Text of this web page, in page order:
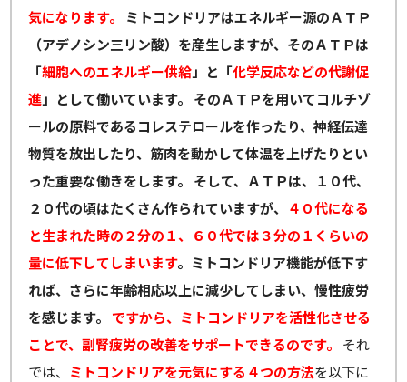
気になります。
ミトコンドリアはエネルギー源のＡＴＰ
（アデノシン三リン酸）を産生しますが、そのＡＴＰは
「細胞へのエネルギー供給」と「化学反応などの代謝促
進」として働いています。
そのＡＴＰを用いてコルチゾ
ールの原料であるコレステロールを作ったり、神経伝達
物質を放出したり、筋肉を動かして体温を上げたりとい
った重要な働きをします。
そして、ＡＴＰは、１０代、
２０代の頃はたくさん作られていますが、
４０代になる
と生まれた時の２分の１、６０代では３分の１くらいの
量に低下してしまいます。ミトコンドリア機能が低下す
れば、さらに年齢相応以上に減少してしまい、慢性疲労
を感じます。
ですから、ミトコンドリアを活性化させる
ことで、副腎疲労の改善をサポートできるのです。
それ
では、 ミトコンドリアを元気にする４つの方法を以下に